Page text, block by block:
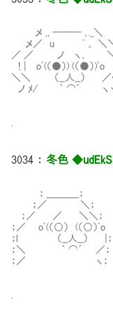
メ ,, -──- ､._＼
メ／ u ﾟ 。 ＼
／ ／ ノ ヽ､ ＼
! | oﾟ(（●）) (（●
＼＼ （__人__） ／
ノ ﾒ/ ｀ ⌒´ ヽヽ
3034 ： 冬色
； ＿＿＿_；
；／ ＼；
；／ ／ ＼＼；
；／ oﾟ(（○） (（○）ﾟo
；l （__人__） |；
；＼ ｀ ⌒´ ／；
；／ ヽ；